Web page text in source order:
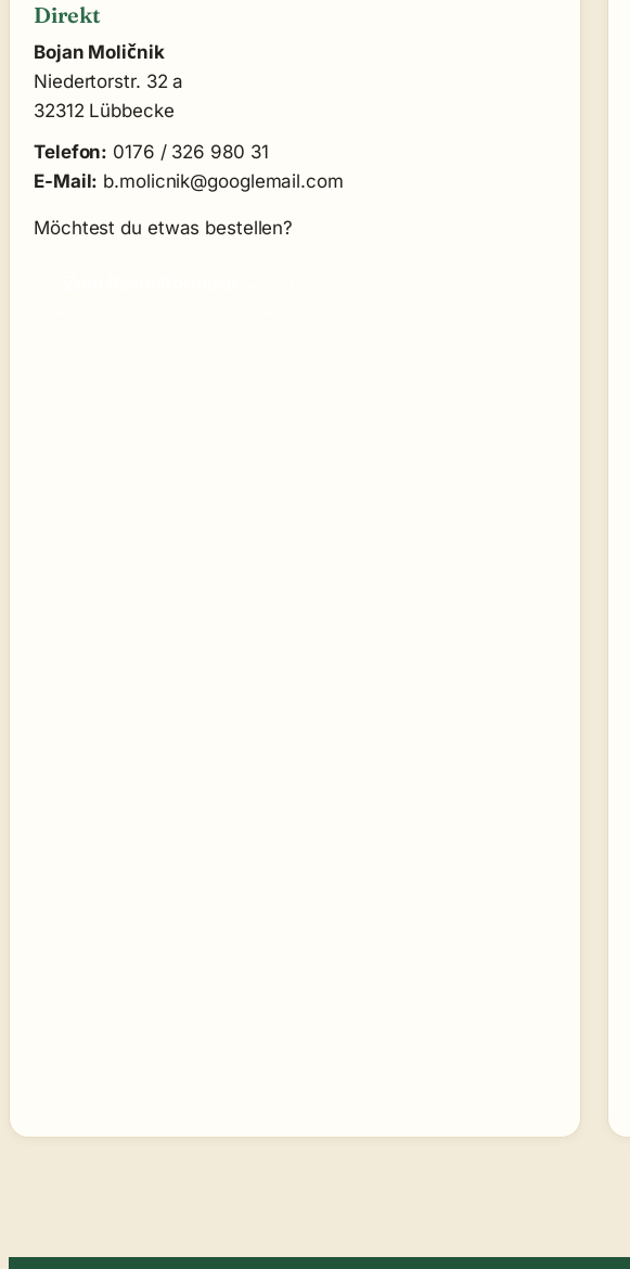
Direkt
Bojan Moličnik
Niedertorstr. 32 a
32312 Lübbecke
Telefon: 0176 / 326 980 31
E-Mail: b.molicnik@googlemail.com
Möchtest du etwas bestellen?